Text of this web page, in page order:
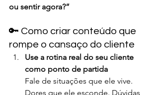
ou sentir agora?”
🔑 Como criar conteúdo que
rompe o cansaço do cliente
Use a rotina real do seu cliente
como ponto de partida
Fale de situações que ele vive.
Dores que ele esconde. Dúvidas